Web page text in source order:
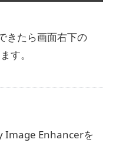
きたら画面右下の
す。
Image Enhancerを